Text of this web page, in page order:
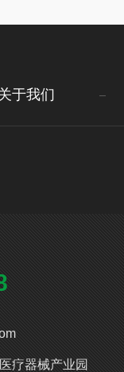
于我们
疗器械产业园